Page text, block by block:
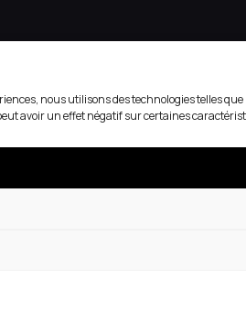
nous utilisons des technologies telles
avoir un effet négatif sur certaines